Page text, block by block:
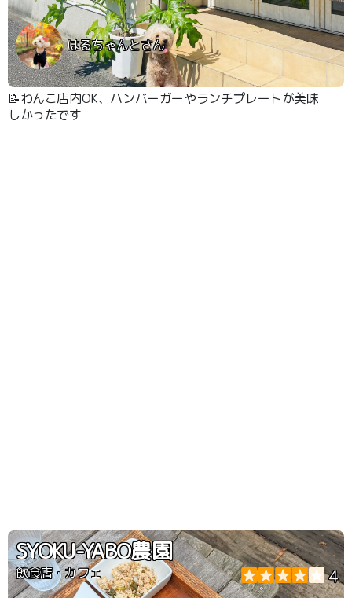
はるちゃんとさん
📝わんこ店内OK、ハンバーガーやランチプレートが美味
しかったです
SYOKU-YABO農園
飲食店・カフェ 4